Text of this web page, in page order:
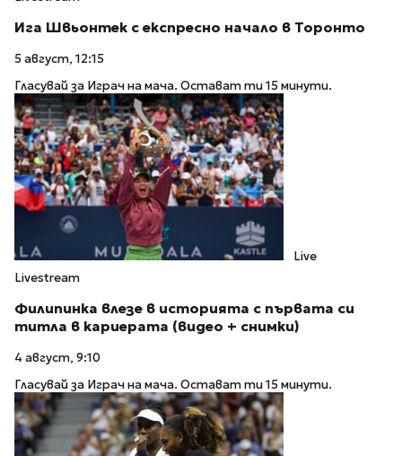
Ига Швьонтек с експресно начало в Торонто
5 август, 12:15
Гласувай за Играч на мача. Остават ти 15 минути.
Live
Livestream
Филипинка влезе в историята с първата си
титла в кариерата (видео + снимки)
4 август, 9:10
Гласувай за Играч на мача. Остават ти 15 минути.